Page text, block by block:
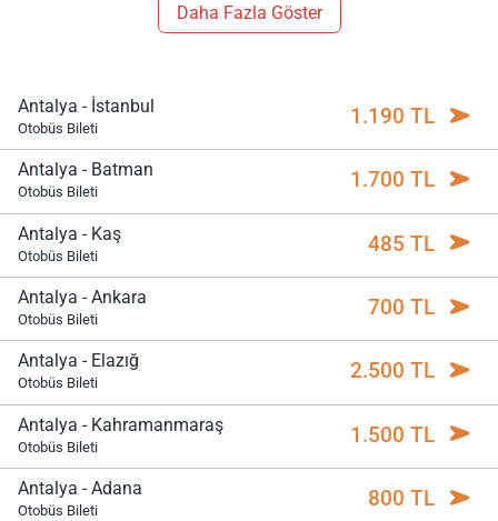
Daha Fazla Göster
Antalya - İstanbul
Otobüs Bileti 1.190 TL
Antalya - Batman
Otobüs Bileti 1.700 TL
Antalya - Kaş
Otobüs Bileti 485 TL
Antalya - Ankara
Otobüs Bileti 700 TL
Antalya - Elazığ
Otobüs Bileti 2.500 TL
Antalya - Kahramanmaraş
Otobüs Bileti 1.500 TL
Antalya - Adana
Otobüs Bileti 800 TL